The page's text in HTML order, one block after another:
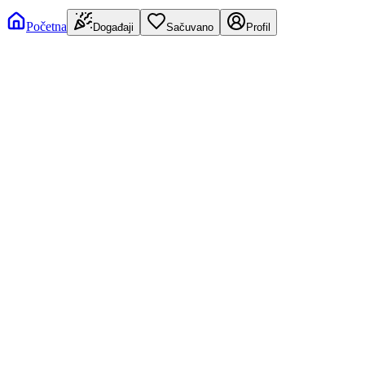
Početna Događaji Sačuvano Profil